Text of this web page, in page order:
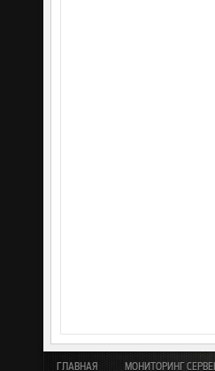
ГЛАВНАЯ МОНИТОРИНГ